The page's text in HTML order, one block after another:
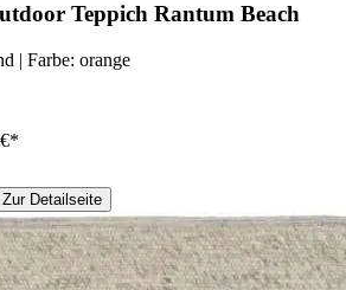
Teppich Rantum Beach
| Farbe: orange
Zur Detailseite